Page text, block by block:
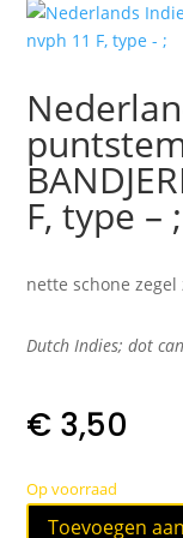
F, type – ;
nette schone
Dutch Indies; dot
€ 3,50
Op voorraad
Nederlands
Toevoegen